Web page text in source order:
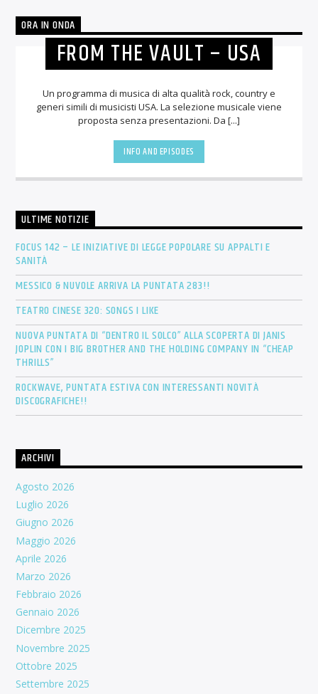
ORA IN ONDA
FROM THE VAULT – USA
Un programma di musica di alta qualità rock, country e
generi simili di musicisti USA. La selezione musicale viene
proposta senza presentazioni. Da [...]
INFO AND EPISODES
ULTIME NOTIZIE
FOCUS 142 – LE INIZIATIVE DI LEGGE POPOLARE SU APPALTI E
SANITÀ
MESSICO & NUVOLE ARRIVA LA PUNTATA 283!!
TEATRO CINESE 320: SONGS I LIKE
NUOVA PUNTATA DI “DENTRO IL SOLCO” ALLA SCOPERTA DI JANIS
JOPLIN CON I BIG BROTHER AND THE HOLDING COMPANY IN “CHEAP
THRILLS”
ROCKWAVE, PUNTATA ESTIVA CON INTERESSANTI NOVITÀ
DISCOGRAFICHE!!
ARCHIVI
Agosto 2026
Luglio 2026
Giugno 2026
Maggio 2026
Aprile 2026
Marzo 2026
Febbraio 2026
Gennaio 2026
Dicembre 2025
Novembre 2025
Ottobre 2025
Settembre 2025